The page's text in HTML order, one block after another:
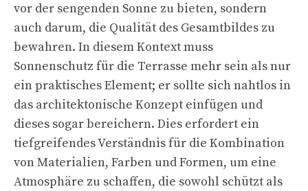
vor der sengenden Sonne zu bieten, sondern
auch darum, die Qualität des Gesamtbildes zu
bewahren. In diesem Kontext muss
Sonnenschutz für die Terrasse mehr sein als nur
ein praktisches Element; er sollte sich nahtlos in
das architektonische Konzept einfügen und
dieses sogar bereichern. Dies erfordert ein
tiefgreifendes Verständnis für die Kombination
von Materialien, Farben und Formen, um eine
Atmosphäre zu schaffen, die sowohl schützt als